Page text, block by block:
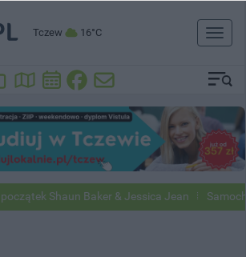
Tczew 16°C
Toggle
Shaun Baker & Jessica Jean